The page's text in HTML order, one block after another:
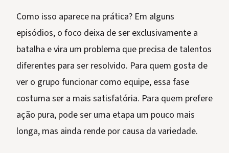
Como isso aparece na prática? Em alguns
episódios, o foco deixa de ser exclusivamente a
batalha e vira um problema que precisa de talentos
diferentes para ser resolvido. Para quem gosta de
ver o grupo funcionar como equipe, essa fase
costuma ser a mais satisfatória. Para quem prefere
ação pura, pode ser uma etapa um pouco mais
longa, mas ainda rende por causa da variedade.